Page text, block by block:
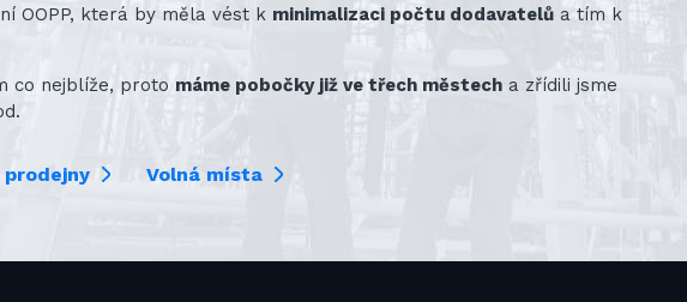
OOPP, která by měla vést k minimalizaci počtu dodavatelů a tím k
co nejblíže, protomáme pobočky již ve třech městech a zřídili jsme
prodejny Volná místa